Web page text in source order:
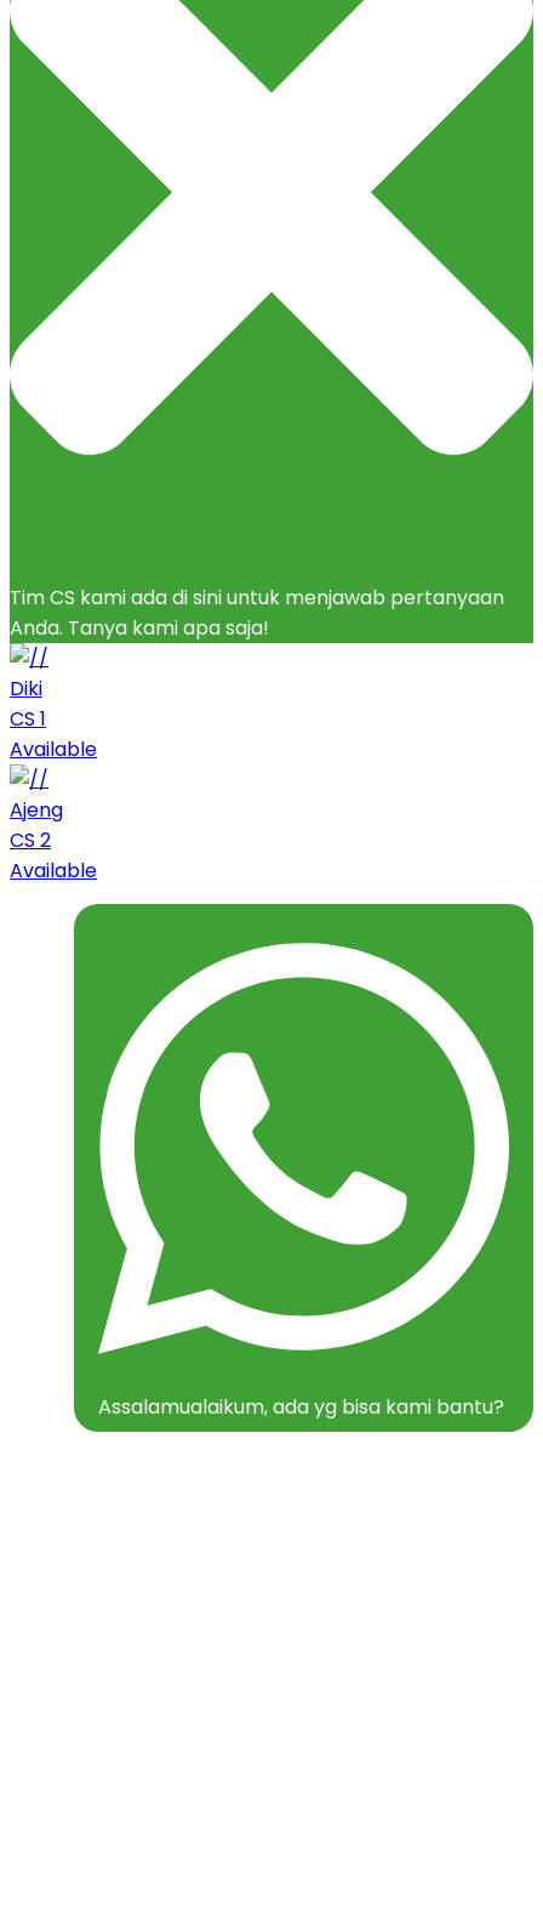
Tim CS kami ada di sini untuk menjawab pertanyaan
Anda. Tanya kami apa saja!
Diki
CS 1
Available
Ajeng
CS 2
Available
Assalamualaikum, ada yg bisa kami bantu?